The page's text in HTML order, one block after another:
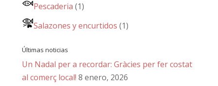
Pescaderia (1)
Salazones y encurtidos (1)
Últimas noticias
Un Nadal per a recordar: Gràcies per fer costat
al comerç local! 8 enero, 2026